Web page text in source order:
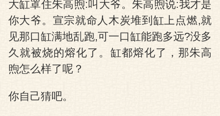
大缸罩住朱高煦:叫大爷。朱高煦说:我才是
你大爷。宣宗就命人木炭堆到缸上点燃,就
见那口缸满地乱跑,可一口缸能跑多远?没多
久就被烧的熔化了。缸都熔化了，那朱高
煦怎么样了呢？
你自己猜吧。